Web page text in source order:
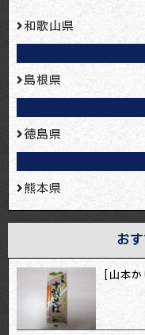
和歌山県
島根県
徳島県
熊本県
お
[山本